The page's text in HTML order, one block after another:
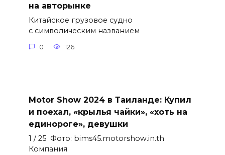
на авторынке
Китайское грузовое судно
с символическим названием
0 126
Motor Show 2024 в Таиланде: Купил
и поехал, «крылья чайки», «хоть на
единороге», девушки
1 / 25 Фото: bims45.motorshow.in.th
Компания